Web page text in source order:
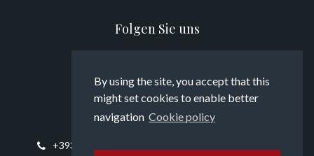
By using the site, you accept that this
might set cookies to enable better
navigation Cookie policy
Folgen Sie uns
Kontaktieren Sie uns
+393394817794